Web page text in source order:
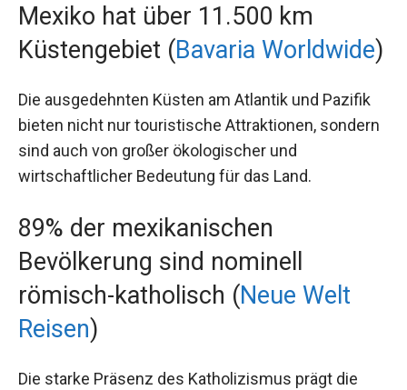
Mexiko hat über 11.500 km
Küstengebiet (Bavaria Worldwide)
Die ausgedehnten Küsten am Atlantik und Pazifik
bieten nicht nur touristische Attraktionen, sondern
sind auch von großer ökologischer und
wirtschaftlicher Bedeutung für das Land.
89% der mexikanischen
Bevölkerung sind nominell
römisch-katholisch (Neue Welt
Reisen)
Die starke Präsenz des Katholizismus prägt die